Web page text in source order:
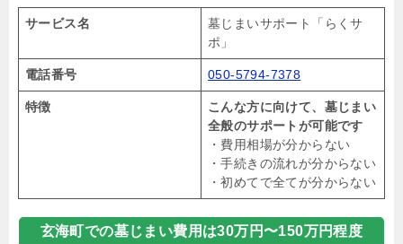
サービス名
墓じまいサポート「らくサ
ポ」
電話番号 050-5794-7378
特徴
こんな方に向けて、墓じまい
全般のサポートが可能です
・費用相場が分からない
・手続きの流れが分からない
・初めてで全てが分からない
玄海町での墓じまい費用は30万円〜150万円程度